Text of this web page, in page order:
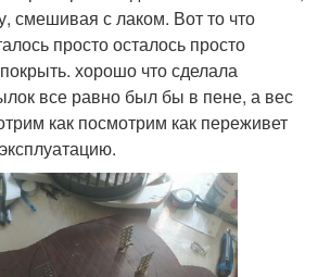
смешивая с лаком. Вот то что
просто осталось просто
хорошо что сделала
все равно был бы в пене, а вес
как посмотрим как переживет